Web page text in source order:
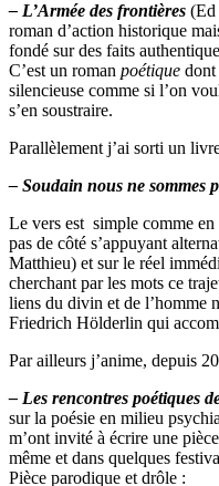
– L’Armée des frontières (Ed
roman d’action historique
fondé sur des faits
C’est un roman poétique dont
silencieuse comme si l’on
s’en soustraire.
Parallèlement j’ai sorti un
– Soudain nous ne sommes
Le vers est simple comme en
pas de côté s’appuyant
Matthieu) et sur le réel
cherchant par les mots ce
liens du divin et de l’homme
Friedrich Hölderlin qui
Par ailleurs j’anime, depuis
– Les rencontres poétiques
sur la poésie en milieu
m’ont invité à écrire une
même et dans quelques
Pièce parodique et drôle :